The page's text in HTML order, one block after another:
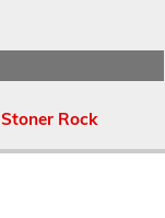
Stoner Rock